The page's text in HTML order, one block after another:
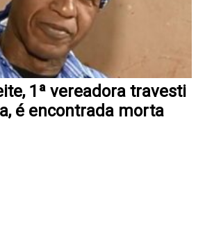
1ª vereadora travesti
é encontrada morta